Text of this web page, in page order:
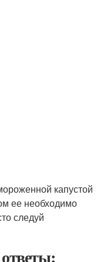
капустой
ее необходимо
следуй